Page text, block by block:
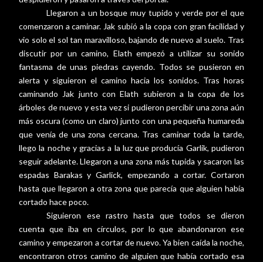
Llegaron a un bosque muy tupido y verde por el que
comenzaron a caminar. Jak subió a la copa con gran facilidad y
vio solo el sol tan maravilloso, bajando de nuevo al suelo. Tras
discutir por un camino, Elath empezó a utilizar su sonido
fantasma de unas piedras cayendo. Todos se pusieron en
alerta y siguieron el camino hacia los sonidos. Tras horas
caminando Jak junto con Elath subieron a la copa de los
árboles de nuevo y esta vez si pudieron percibir una zona aún
más oscura (como un claro) junto con una pequeña humareda
que venía de una zona cercana. Tras caminar toda la tarde,
llego la noche y gracias a la luz que producía Garlik, pudieron
seguir adelante. Llegaron a una zona más tupida y sacaron las
espadas Barakas y Garlick, empezando a cortar. Cortaron
hasta que llegaron a otra zona que parecía que alguien había
cortado hace poco.
Siguieron ese rastro hasta que todos se dieron
cuenta que iba en círculos, por lo que abandonaron ese
camino y empezaron a cortar de nuevo. Ya bien caída la noche,
encontraron otros camino de alguien que había cortado esa